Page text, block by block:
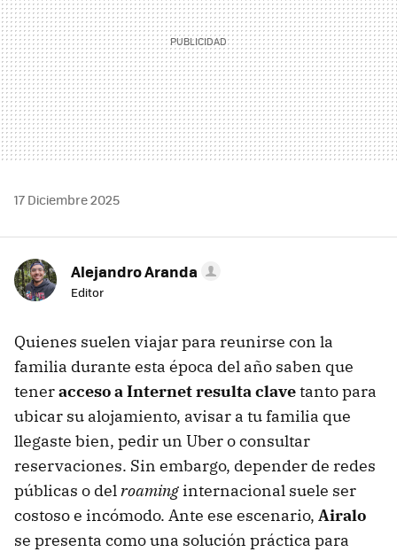
17 Diciembre 2025
Alejandro Aranda
Editor
Quienes suelen viajar para reunirse con la
familia durante esta época del año saben que
teneracceso a Internet resulta clavetanto para
ubicar su alojamiento, avisar a tu familia que
llegaste bien, pedir un Uber o consultar
reservaciones. Sin embargo, depender de redes
públicas o delroaming internacional suele ser
costoso e incómodo. Ante ese escenario, Airalo
se presenta como una solución práctica para